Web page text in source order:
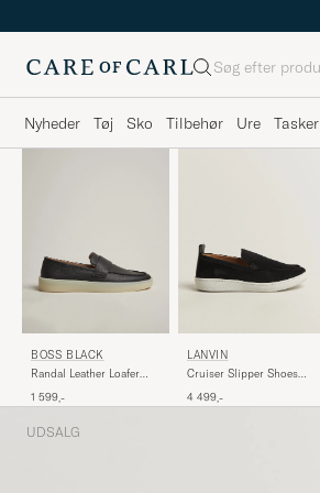
Søg
Nyheder Tøj Sko Tilbehør Ure Tasker
BOSS BLACK
Randal Leather Loafer
1 599,-
LANVIN
Cruiser Slipper Shoes
4 499,-
UDSALG